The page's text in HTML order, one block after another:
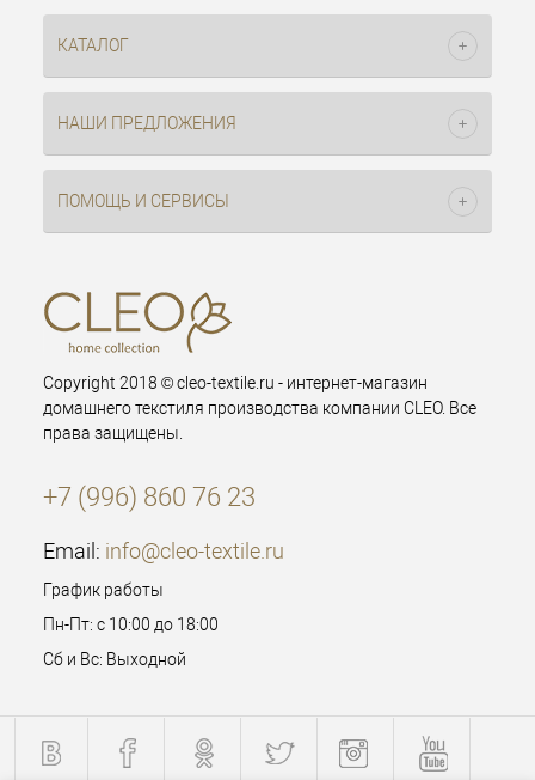
КАТАЛОГ
НАШИ ПРЕДЛОЖЕНИЯ
ПОМОЩЬ И СЕРВИСЫ
Copyright 2018 © cleo-textile.ru - интернет-магазин
домашнего текстиля производства компании CLEO. Все
права защищены.
+7 (996) 860 76 23
Email: info@cleo-textile.ru
График работы
Пн-Пт: с 10:00 до 18:00
Сб и Вс: Выходной